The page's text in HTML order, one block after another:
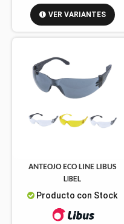
VER VARIANTES
ANTEOJO ECO LINE LIBUS
LIBEL
Producto con Stock